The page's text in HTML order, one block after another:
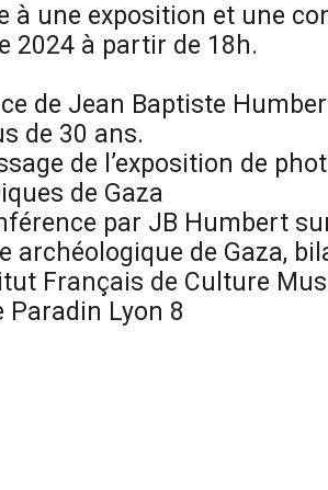
à une exposition et une
2024 à partir de 18h.
de Jean Baptiste
de 30 ans.
de l’exposition de
de Gaza
par JB Humbert
archéologique de Gaza,
Français de Culture
Paradin Lyon 8